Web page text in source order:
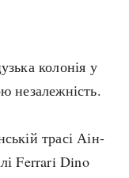
колонія у
незалежність.
трасі Аін-
Ferrari Dino